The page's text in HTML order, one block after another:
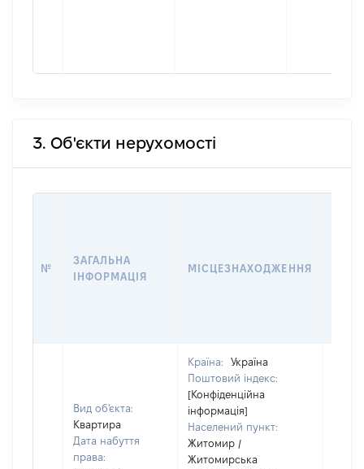
3. Об'єкти нерухомості
№
ЗАГАЛЬНА
ІНФОРМАЦІЯ
МІСЦЕЗНАХОДЖЕННЯ
Вид об'єкта:
Квартира
Дата набуття
права:
Країна:
Україна
Поштовий індекс:
[Конфіденційна
інформація]
Населений пункт:
Житомир /
Житомирська